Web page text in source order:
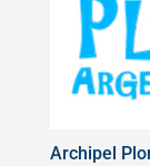
Archipel